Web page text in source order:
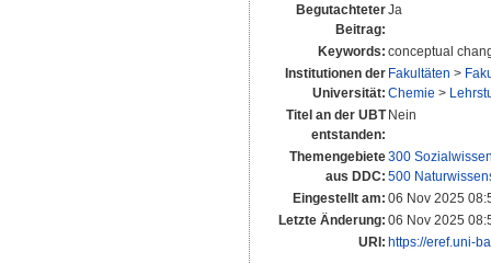
Begutachteter
Beitrag:
Ja
Keywords: conceptual
Institutionen der
Universität:
Fakultäten >
Chemie >
Titel an der UBT
entstanden:
Nein
Themengebiete
aus DDC:
300
500
Eingestellt am: 06 Nov 2025
Letzte Änderung: 06 Nov 2025
URI: https://eref.uni-